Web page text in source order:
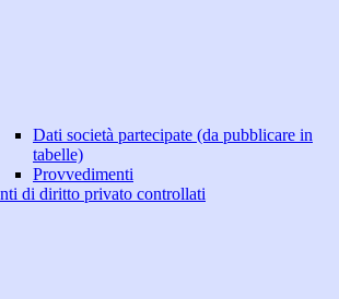
Dati società partecipate (da pubblicare in
tabelle)
Provvedimenti
di diritto privato controllati